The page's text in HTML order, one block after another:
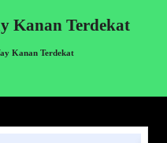
Kanan Terdekat
Kanan Terdekat